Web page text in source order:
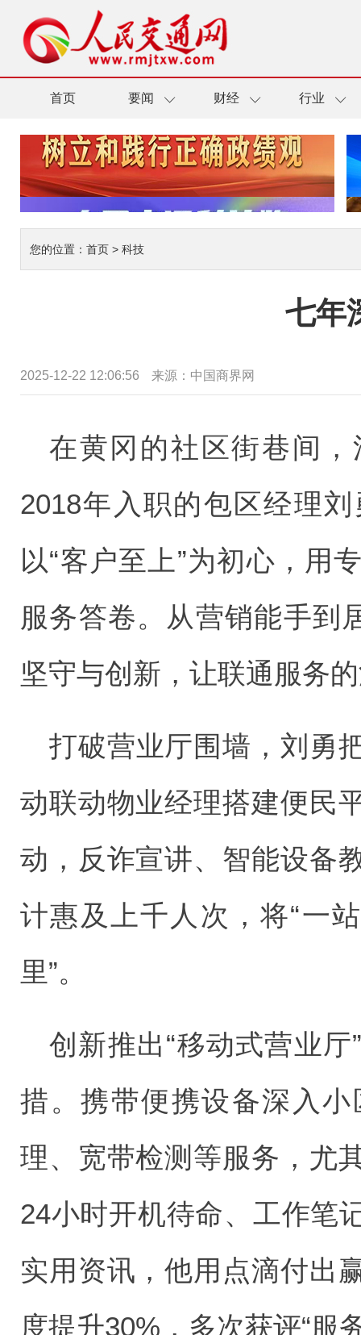
首页 要闻 财经 行业
您的位置： 首页 > 科技
七年
2025-12-22 12:06:56 来源：中国商界网
在黄冈的社区街巷间
2018年入职的包区经理
以“客户至上”为初心，用
服务答卷。从营销能手到
坚守与创新，让联通服务
打破营业厅围墙，刘勇
动联动物业经理搭建便民
动，反诈宣讲、智能设备
计惠及上千人次，将“一
里”。
创新推出“移动式营业
措。携带便携设备深入
理、宽带检测等服务，尤
24小时开机待命、工作笔
实用资讯，他用点滴付出
度提升30%，多次获评“服